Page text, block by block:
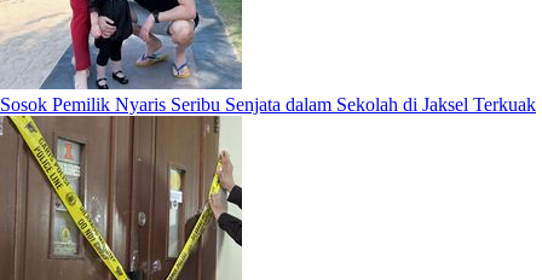
Sosok Pemilik Nyaris Seribu Senjata dalam Sekolah di Jaksel Terkuak